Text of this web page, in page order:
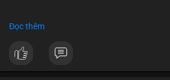
#vlikevn #titanbot
Đọc thêm